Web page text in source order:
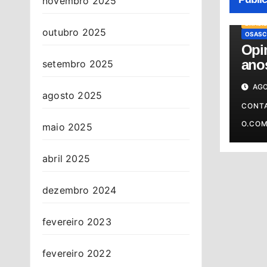
outubro 2025
setembro 2025
agosto 2025
maio 2025
abril 2025
dezembro 2024
fevereiro 2023
fevereiro 2022
O.COM